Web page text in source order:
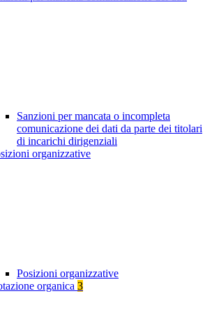
Sanzioni per mancata o incompleta
comunicazione dei dati da parte dei titolari
di incarichi dirigenziali
organizzative
Posizioni organizzative
organica 3